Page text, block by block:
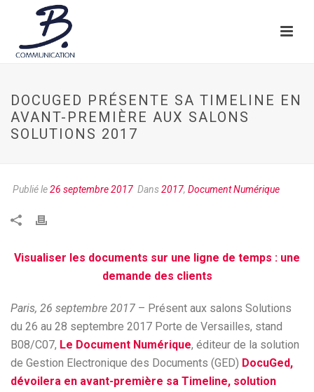
DOCUGED PRÉSENTE SA TIMELINE EN
AVANT-PREMIÈRE AUX SALONS
SOLUTIONS 2017
Publié le26 septembre 2017 Dans2017, Document Numérique
Visualiser les documents sur une ligne de temps : une
demande des clients
Paris, 26 septembre 2017 – Présent aux salons Solutions
du 26 au 28 septembre 2017 Porte de Versailles, stand
B08/C07, Le Document Numérique, éditeur de la solution
de Gestion Electronique des Documents (GED) DocuGed,
dévoilera en avant-première sa Timeline, solution